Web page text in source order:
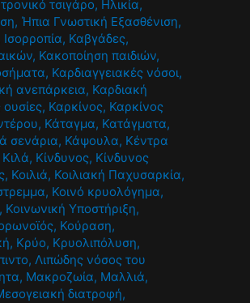
τσιγάρο, Ηλικία,
, Ήπια Γνωστική Εξασθένιση,
Ισορροπία, Καβγάδες,
, Κακοποίηση παιδιών,
, Καρδιαγγειακές νόσοι,
ανεπάρκεια, Καρδιακή
, Καρκίνος, Καρκίνος
, Κάταγμα, Κατάγματα,
σενάρια, Κάψουλα, Κέντρα
Κιλά, Κίνδυνος, Κίνδυνος
, Κοιλιά, Κοιλιακή Παχυσαρκία,
, Κοινό κρυολόγημα,
, Κοινωνική Υποστήριξη,
, Κούραση,
, Κρύο, Κρυολιπόλυση,
, Λιπώδης νόσος του
, Μακροζωία, Μαλλιά,
διατροφή,